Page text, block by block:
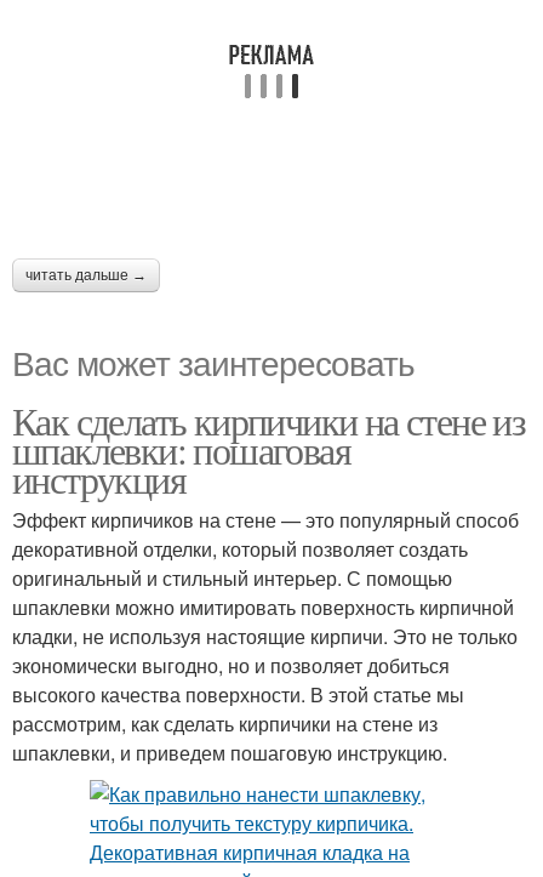
читать дальше →
Вас может заинтересовать
Как сделать кирпичики на стене из
шпаклевки: пошаговая
инструкция
Эффект кирпичиков на стене — это популярный способ
декоративной отделки, который позволяет создать
оригинальный и стильный интерьер. С помощью
шпаклевки можно имитировать поверхность кирпичной
кладки, не используя настоящие кирпичи. Это не только
экономически выгодно, но и позволяет добиться
высокого качества поверхности. В этой статье мы
рассмотрим, как сделать кирпичики на стене из
шпаклевки, и приведем пошаговую инструкцию.